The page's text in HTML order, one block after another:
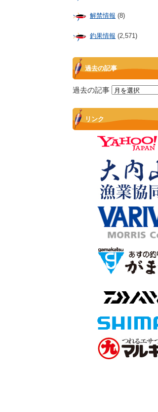
解禁情報 (8)
釣果情報 (2,571)
過去の記事
過去の記事
リンク